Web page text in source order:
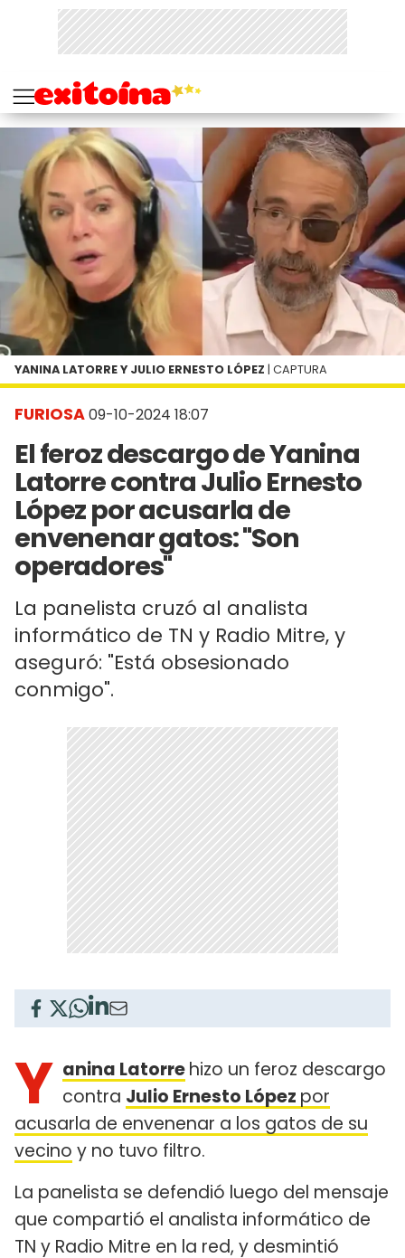
FURIOSA09-10-2024 18:07
El feroz descargo de Yanina
Latorre contra Julio Ernesto
López por acusarla de
envenenar gatos: "Son
operadores"
La panelista cruzó al analista
informático de TN y Radio Mitre, y
aseguró: "Está obsesionado
conmigo".
YANINA LATORRE Y JULIO ERNESTO LÓPEZ | CAPTURA
Y anina Latorrehizo un feroz descargo
contra Julio Ernesto López por
acusarla de envenenar a los gatos de su
vecino y no tuvo filtro.
La panelista se defendió luego del mensaje
que compartió el analista informático de
TN y Radio Mitre en la red, y desmintió